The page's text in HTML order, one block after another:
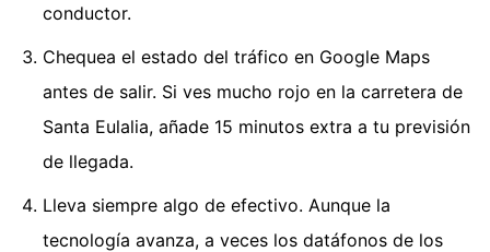
conductor.
Chequea el estado del tráfico en Google Maps
antes de salir. Si ves mucho rojo en la carretera de
Santa Eulalia, añade 15 minutos extra a tu previsión
de llegada.
Lleva siempre algo de efectivo. Aunque la
tecnología avanza, a veces los datáfonos de los